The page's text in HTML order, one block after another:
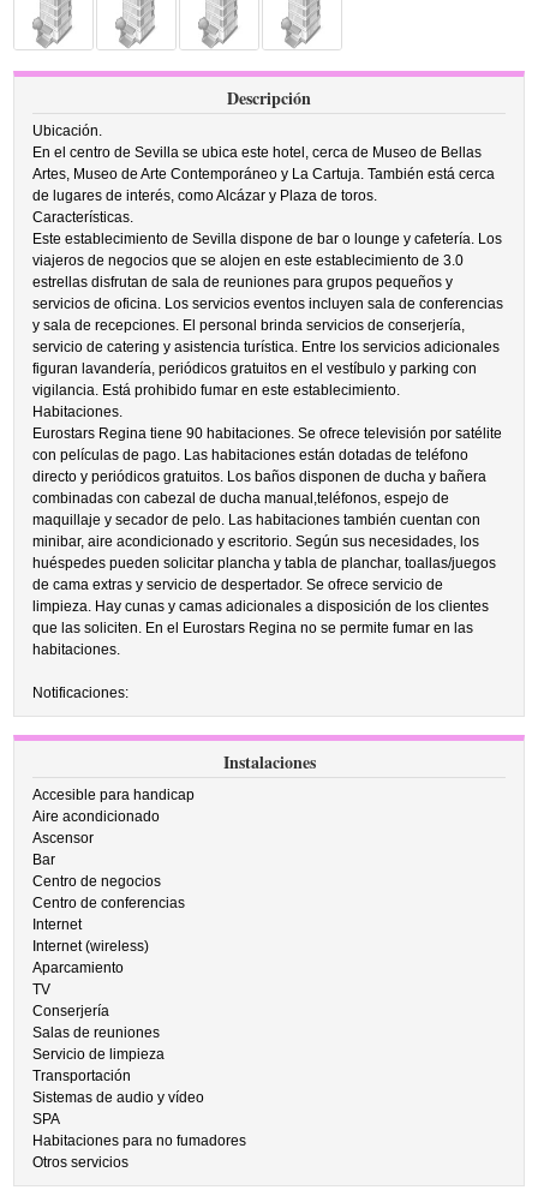
Descripción
Ubicación.
En el centro de Sevilla se ubica este hotel, cerca de Museo de Bellas
Artes, Museo de Arte Contemporáneo y La Cartuja. También está cerca
de lugares de interés, como Alcázar y Plaza de toros.
Características.
Este establecimiento de Sevilla dispone de bar o lounge y cafetería. Los
viajeros de negocios que se alojen en este establecimiento de 3.0
estrellas disfrutan de sala de reuniones para grupos pequeños y
servicios de oficina. Los servicios eventos incluyen sala de conferencias
y sala de recepciones. El personal brinda servicios de conserjería,
servicio de catering y asistencia turística. Entre los servicios adicionales
figuran lavandería, periódicos gratuitos en el vestíbulo y parking con
vigilancia. Está prohibido fumar en este establecimiento.
Habitaciones.
Eurostars Regina tiene 90 habitaciones. Se ofrece televisión por satélite
con películas de pago. Las habitaciones están dotadas de teléfono
directo y periódicos gratuitos. Los baños disponen de ducha y bañera
combinadas con cabezal de ducha manual,teléfonos, espejo de
maquillaje y secador de pelo. Las habitaciones también cuentan con
minibar, aire acondicionado y escritorio. Según sus necesidades, los
huéspedes pueden solicitar plancha y tabla de planchar, toallas/juegos
de cama extras y servicio de despertador. Se ofrece servicio de
limpieza. Hay cunas y camas adicionales a disposición de los clientes
que las soliciten. En el Eurostars Regina no se permite fumar en las
habitaciones.
Notificaciones:
Instalaciones
Accesible para handicap
Aire acondicionado
Ascensor
Bar
Centro de negocios
Centro de conferencias
Internet
Internet (wireless)
Aparcamiento
TV
Conserjería
Salas de reuniones
Servicio de limpieza
Transportación
Sistemas de audio y vídeo
SPA
Habitaciones para no fumadores
Otros servicios